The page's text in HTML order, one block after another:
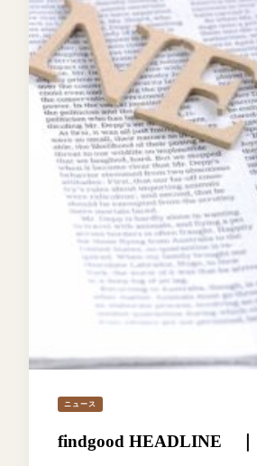
ニュース
findgood HEADLINE